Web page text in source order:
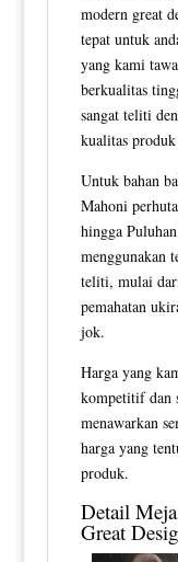
modern great
tepat untuk
yang kami
berkualitas
sangat teliti
kualitas
Untuk bahan
Mahoni
hingga
menggunakan
teliti, mulai
pemahatan
jok.
Harga yang
kompetitif dan
menawarkan
harga yang
produk.
Detail
Great